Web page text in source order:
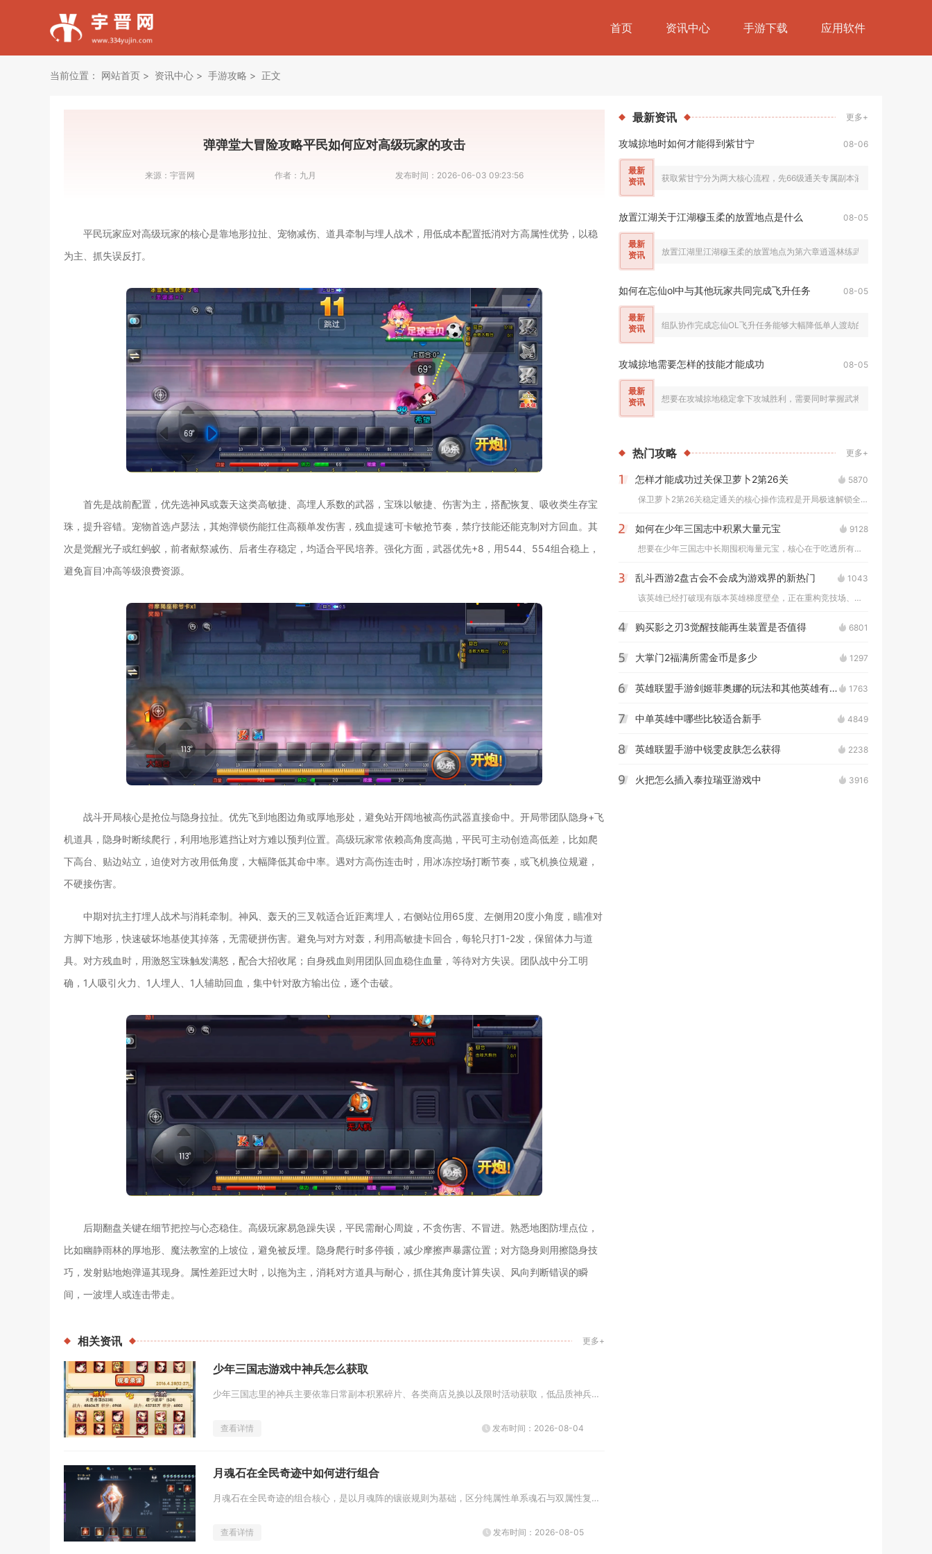
首页 资讯中心 手游下载 应用软件
当前位置： 网站首页 资讯中心 手游攻略 正文
弹弹堂大冒险攻略平民如何应对高级玩家的攻击
来源： 宇晋网 作者： 九月 发布时间： 2026-06-03 09:23:56
平民玩家应对高级玩家的核心是靠地形拉扯、宠物减伤、道具牵制与埋人战术，用低成本配置抵消对方高属性优势，以稳
为主、抓失误反打。
首先是战前配置，优先选神风或轰天这类高敏捷、高埋人系数的武器，宝珠以敏捷、伤害为主，搭配恢复、吸收类生存宝
珠，提升容错。宠物首选卢瑟法，其炮弹锁伤能扛住高额单发伤害，残血提速可卡敏抢节奏，禁疗技能还能克制对方回血。其
次是觉醒光子或红蚂蚁，前者献祭减伤、后者生存稳定，均适合平民培养。强化方面，武器优先+8，用544、554组合稳上，
避免盲目冲高等级浪费资源。
战斗开局核心是抢位与隐身拉扯。优先飞到地图边角或厚地形处，避免站开阔地被高伤武器直接命中。开局带团队隐身+飞
机道具，隐身时断续爬行，利用地形遮挡让对方难以预判位置。高级玩家常依赖高角度高抛，平民可主动创造高低差，比如爬
下高台、贴边站立，迫使对方改用低角度，大幅降低其命中率。遇对方高伤连击时，用冰冻控场打断节奏，或飞机换位规避，
不硬接伤害。
中期对抗主打埋人战术与消耗牵制。神风、轰天的三叉戟适合近距离埋人，右侧站位用65度、左侧用20度小角度，瞄准对
方脚下地形，快速破坏地基使其掉落，无需硬拼伤害。避免与对方对轰，利用高敏捷卡回合，每轮只打1-2发，保留体力与道
具。对方残血时，用激怒宝珠触发满怒，配合大招收尾；自身残血则用团队回血稳住血量，等待对方失误。团队战中分工明
确，1人吸引火力、1人埋人、1人辅助回血，集中针对敌方输出位，逐个击破。
后期翻盘关键在细节把控与心态稳住。高级玩家易急躁失误，平民需耐心周旋，不贪伤害、不冒进。熟悉地图防埋点位，
比如幽静雨林的厚地形、魔法教室的上坡位，避免被反埋。隐身爬行时多停顿，减少摩擦声暴露位置；对方隐身则用擦隐身技
巧，发射贴地炮弹逼其现身。属性差距过大时，以拖为主，消耗对方道具与耐心，抓住其角度计算失误、风向判断错误的瞬
间，一波埋人或连击带走。
相关资讯 更多+
少年三国志游戏中神兵怎么获取
少年三国志里的神兵主要依靠日常副本积累碎片、各类商店兑换以及限时活动获取，低品质神兵可以通过长期刷取慢慢合成，高阶金色与...
查看详情 发布时间：2026-08-04
月魂石在全民奇迹中如何进行组合
月魂石在全民奇迹的组合核心，是以月魂阵的镶嵌规则为基础，区分纯属性单系魂石与双属性复合型魂石，按照职业定位拆分输出、生存...
查看详情 发布时间：2026-08-05
最新资讯 更多+
攻城掠地时如何才能得到紫甘宁 08-06
最新
资讯
获取紫甘宁分为两大核心流程，先66级通关专属副本酒馆招募红品质甘
放置江湖关于江湖穆玉柔的放置地点是什么 08-05
最新
资讯
放置江湖里江湖穆玉柔的放置地点为第六章逍遥林练武场，该NPC只会
如何在忘仙ol中与其他玩家共同完成飞升任务 08-05
最新
资讯
组队协作完成忘仙OL飞升任务能够大幅降低单人渡劫的生存压力，缩短
攻城掠地需要怎样的技能才能成功 08-05
最新
资讯
想要在攻城掠地稳定拿下攻城胜利，需要同时掌握武将战法运用、资源
热门攻略 更多+
怎样才能成功过关保卫萝卜2第26关
5870
保卫萝卜2第26关稳定通关的核心操作流程是开局极速解锁全部太...
2 如何在少年三国志中积累大量元宝
9128
想要在少年三国志中长期囤积海量元宝，核心在于吃透所有固定产出...
3 乱斗西游2盘古会不会成为游戏界的新热门
1043
该英雄已经打破现有版本英雄梯度壁垒，正在重构竞技场、修罗血战...
4 购买影之刃3觉醒技能再生装置是否值得 6801
5 大掌门2福满所需金币是多少 1297
6 英雄联盟手游剑姬菲奥娜的玩法和其他英雄有何不同 1763
7 中单英雄中哪些比较适合新手 4849
8 英雄联盟手游中锐雯皮肤怎么获得 2238
9 火把怎么插入泰拉瑞亚游戏中 3916